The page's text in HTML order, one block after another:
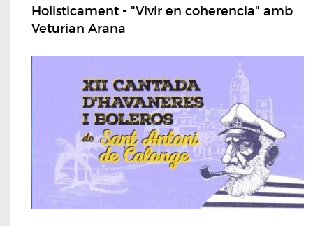
Holisticament - "Vivir en coherencia" amb
Veturian Arana